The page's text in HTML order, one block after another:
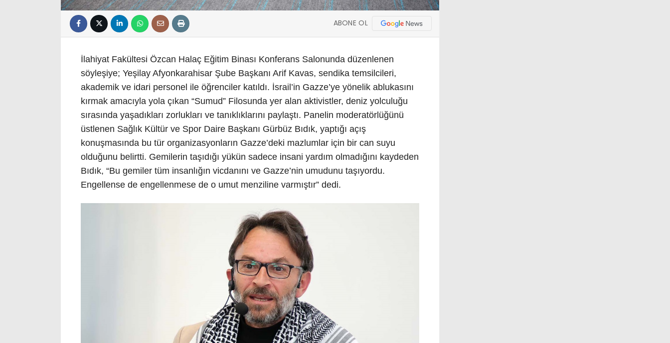
ABONE OL
İlahiyat Fakültesi Özcan Halaç Eğitim Binası Konferans Salonunda düzenlenen
söyleşiye; Yeşilay Afyonkarahisar Şube Başkanı Arif Kavas, sendika temsilcileri,
akademik ve idari personel ile öğrenciler katıldı. İsrail’in Gazze’ye yönelik ablukasını
kırmak amacıyla yola çıkan “Sumud” Filosunda yer alan aktivistler, deniz yolculuğu
sırasında yaşadıkları zorlukları ve tanıklıklarını paylaştı. Panelin moderatörlüğünü
üstlenen Sağlık Kültür ve Spor Daire Başkanı Gürbüz Bıdık, yaptığı açış
konuşmasında bu tür organizasyonların Gazze’deki mazlumlar için bir can suyu
olduğunu belirtti. Gemilerin taşıdığı yükün sadece insani yardım olmadığını kaydeden
Bıdık, “Bu gemiler tüm insanlığın vicdanını ve Gazze’nin umudunu taşıyordu.
Engellense de engellenmese de o umut menziline varmıştır” dedi.